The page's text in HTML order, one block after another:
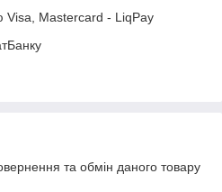
Visa, Mastercard - LiqPay
та обмін даного товару